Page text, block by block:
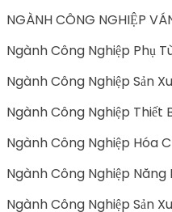
NGÀNH CÔNG NGHIỆP
Ngành Công Nghiệp Phụ
Ngành Công Nghiệp Sản
Ngành Công Nghiệp Thiết
Ngành Công Nghiệp Hóa
Ngành Công Nghiệp Năng
Ngành Công Nghiệp Sản